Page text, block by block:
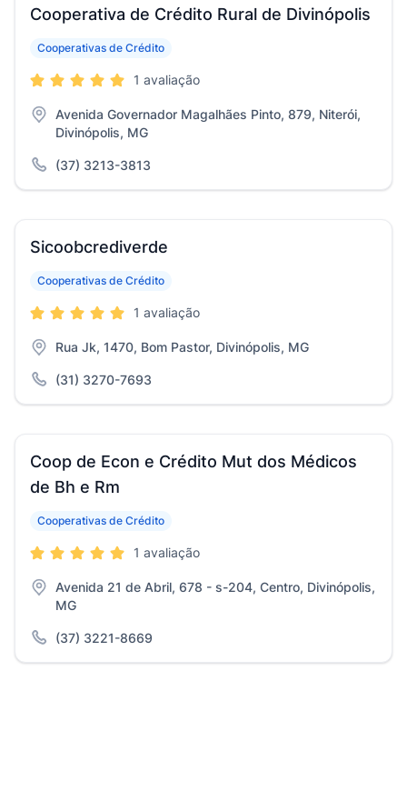
Cooperativa de Crédito Rural de Divinópolis
Cooperativas de Crédito
1 avaliação
Avenida Governador Magalhães Pinto, 879, Niterói,
Divinópolis, MG
(37) 3213-3813
Sicoobcrediverde
Cooperativas de Crédito
1 avaliação
Rua Jk, 1470, Bom Pastor, Divinópolis, MG
(31) 3270-7693
Coop de Econ e Crédito Mut dos Médicos
de Bh e Rm
Cooperativas de Crédito
1 avaliação
Avenida 21 de Abril, 678 - s-204, Centro, Divinópolis,
MG
(37) 3221-8669